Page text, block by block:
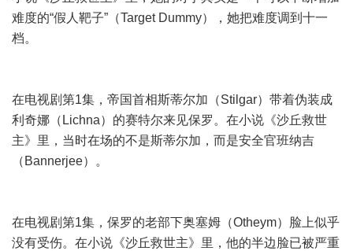
难度的“假人靶子”（Target Dummy），她把难度调到十一
档。
在电视剧第1集，帝国首相斯蒂尔加（Stilgar）带着伪装成
利奇娜（Lichna）的赛特尔来见保罗。在小说《沙丘救世
主》里，当时在场的不是斯蒂尔加，而是安全官班纳吉
（Bannerjee）。
在电视剧第1集，保罗的老部下奥塞姆（Otheym）脸上似乎
没有受伤。在小说《沙丘救世主》里，他的半边脸已被严重